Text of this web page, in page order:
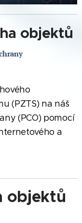
objektů
(PZTS) na náš
(PCO) pomocí
a
objektů